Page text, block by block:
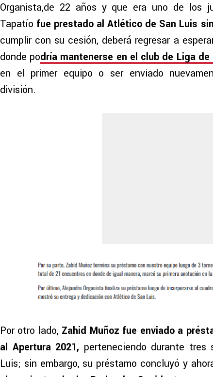
Organista,de 22 años y que era uno de los
Tapatío fue prestado al Atlético de San Luis
cumplir con su cesión, deberá regresar a
donde podría mantenerse en el club de Liga de
en el primer equipo o ser enviado
división.
Por otro lado, Zahid Muñoz fue enviado a
al Apertura 2021, perteneciendo durante
Luis; sin embargo, su préstamo concluyó y